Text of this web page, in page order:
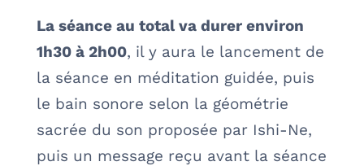
La séance au total va durer environ
1h30 à 2h00, il y aura le lancement de
la séance en méditation guidée, puis
le bain sonore selon la géométrie
sacrée du son proposée par Ishi-Ne,
puis un message reçu avant la séance